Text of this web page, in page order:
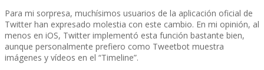
Para mi sorpresa, muchí­simos usuarios de la aplicación oficial de
Twitter han expresado molestia con este cambio. En mi opinión, al
menos en iOS, Twitter implementó esta función bastante bien,
aunque personalmente prefiero como Tweetbot muestra
imágenes y ví­deos en el “Timeline”.